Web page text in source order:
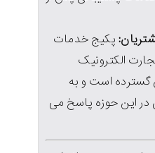
پکیج خدمات
الکترونیک
است و به
در این حوزه پاسخ می